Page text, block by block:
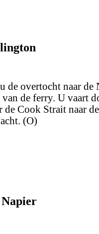
de overtocht naar
van de ferry. U vaart
de Cook Strait naar
(O)